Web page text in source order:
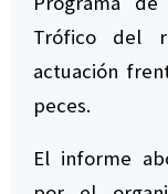
Trófico del
actuación
peces.
El informe